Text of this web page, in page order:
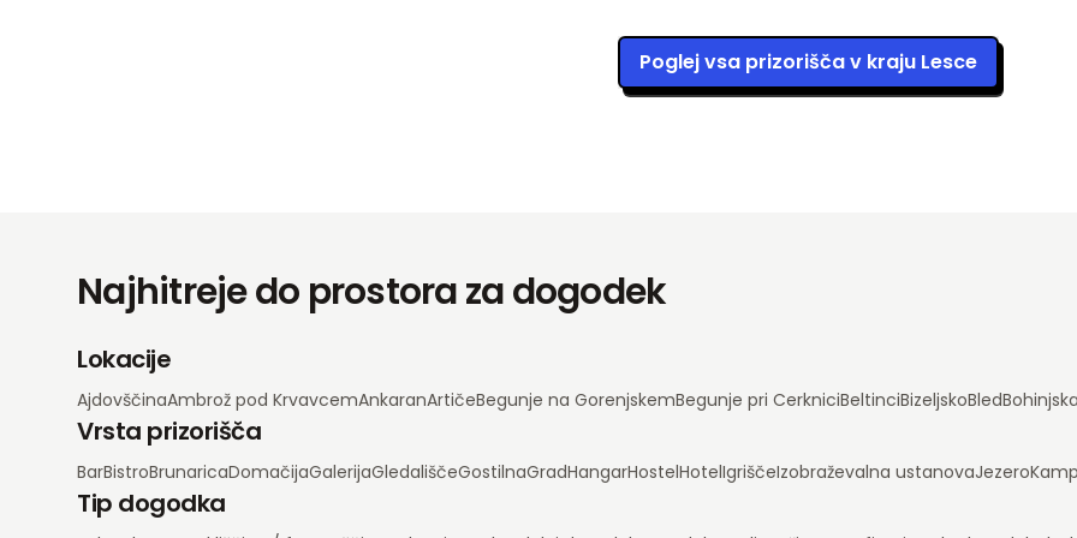
Poglej vsa prizorišča v kraju Lesce
Najhitreje do prostora za dogodek
Lokacije
AjdovščinaAmbrož pod KrvavcemAnkaranArtičeBegunje na GorenjskemBegunje pri CerkniciBeltinciBizeljskoBled
Vrsta prizorišča
BarBistroBrunaricaDomačijaGalerijaGledališčeGostilnaGradHangarHostelHotelIgriščeIzobraževalna ustanovaJezeroKamp
Tip dogodka